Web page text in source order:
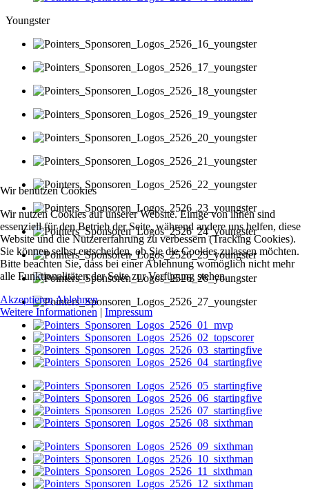
Youngster
Wir benutzen Cookies
Wir nutzen Cookies auf unserer Website. Einige von ihnen sind
essenziell für den Betrieb der Seite, während andere uns helfen, diese
Website und die Nutzererfahrung zu verbessern (Tracking Cookies).
Sie können selbst entscheiden, ob Sie die Cookies zulassen möchten.
Bitte beachten Sie, dass bei einer Ablehnung womöglich nicht mehr
alle Funktionalitäten der Seite zur Verfügung stehen.
AkzeptierenAblehnen
Weitere Informationen | Impressum